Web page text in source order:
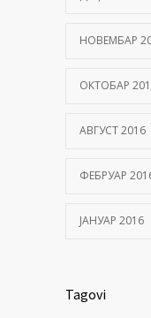
НОВЕМБАР
ОКТОБАР
АВГУСТ 2016
ФЕБРУАР
ЈАНУАР 2016
Tagovi